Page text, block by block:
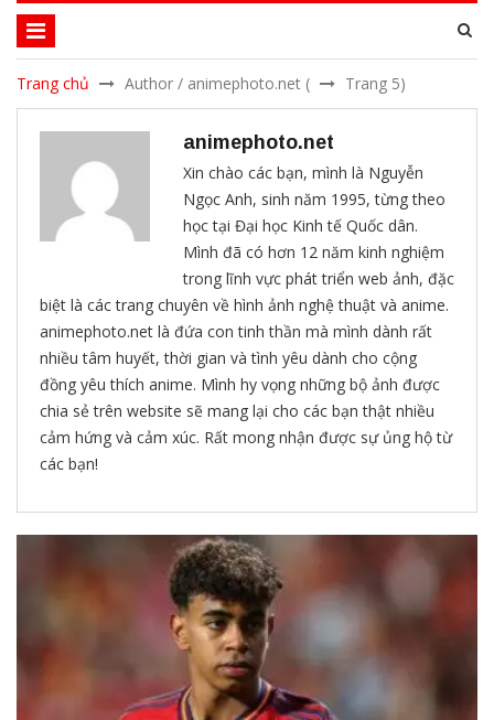
Trang chủ Author / animephoto.net ( Trang 5)
animephoto.net
Xin chào các bạn, mình là Nguyễn
Ngọc Anh, sinh năm 1995, từng theo
học tại Đại học Kinh tế Quốc dân.
Mình đã có hơn 12 năm kinh nghiệm
trong lĩnh vực phát triển web ảnh, đặc
biệt là các trang chuyên về hình ảnh nghệ thuật và anime.
animephoto.net là đứa con tinh thần mà mình dành rất
nhiều tâm huyết, thời gian và tình yêu dành cho cộng
đồng yêu thích anime. Mình hy vọng những bộ ảnh được
chia sẻ trên website sẽ mang lại cho các bạn thật nhiều
cảm hứng và cảm xúc. Rất mong nhận được sự ủng hộ từ
các bạn!